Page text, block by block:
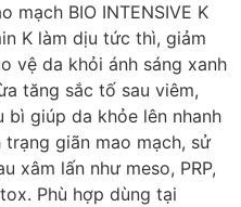
mạch BIO INTENSIVE K
K làm dịu tức thì, giảm
vệ da khỏi ánh sáng xanh
tăng sắc tố sau viêm,
giúp da khỏe lên nhanh
giãn mao mạch, sử
xâm lấn như meso, PRP,
Phù hợp dùng tại